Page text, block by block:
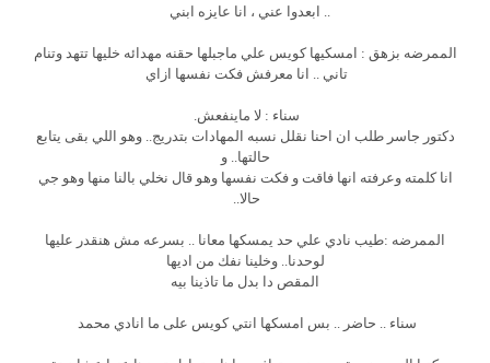
.. ابعدوا عني ، انا عايزه ابني
الممرضه بزهق : امسكيها كويس علي ماجبلها حقنه مهدائه خليها تتهد وتنام
تاني .. انا معرفش فكت نفسها ازاي
سناء : لا ماينفعش.
دكتور جاسر طلب ان احنا نقلل نسبه المهادات بتدريج.. وهو اللي بقى يتابع
حالتها.. و
انا كلمته وعرفته انها فاقت و فكت نفسها وهو قال نخلي بالنا منها وهو جي
حالا..
الممرضه :طيب نادي علي حد يمسكها معانا .. بسرعه مش هنقدر عليها
لوحدنا.. وخلينا نفك من اديها
المقص دا بدل ما تاذينا بيه
سناء .. حاضر .. بس امسكها انتي كويس على ما انادي محمد